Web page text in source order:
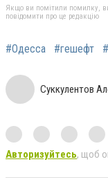
Якщо ви помітили помилку,
повідомити про це редакцію
#Одесса #гешефт
Суккулентов
Авторизуйтесь, щоб